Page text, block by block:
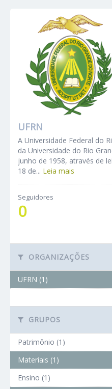
UFRN
A Universidade Federal do
da Universidade do Rio
junho de 1958, através de
18 de... Leia mais
Seguidores
0
ORGANIZAÇÕES
UFRN (1)
GRUPOS
Patrimônio (1)
Materiais (1)
Ensino (1)